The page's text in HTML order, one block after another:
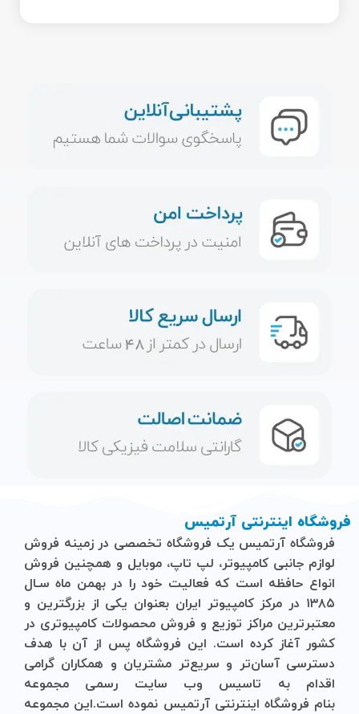
فروشگاه اینترنتی آرتمیس
فروشگاه آرتمیس یک فروشگاه تخصصی در زمینه فروش
لوازم جانبی کامپیوتر، لپ تاپ، موبایل و ‌همچنین فروش
انواع حافظه است که فعالیت خود را در بهمن ماه سـال
۱۳۸۵ در مرکز کامپیوتر ایران بعنوان یکی از بزرگترین و
معتبرترین مراکز توزیع و فروش محصولات کامپیوتری در
کشور آغاز کرده است. این فروشگاه پس از آن با هدف
دسترسی آسان‌تر و سریع‌تر مشتریان و همکاران گرامی
اقدام به تاسیس وب سایت رسمی مجموعه
بنام فروشگاه اینترنتی آرتمیس نموده است.این مجموعه